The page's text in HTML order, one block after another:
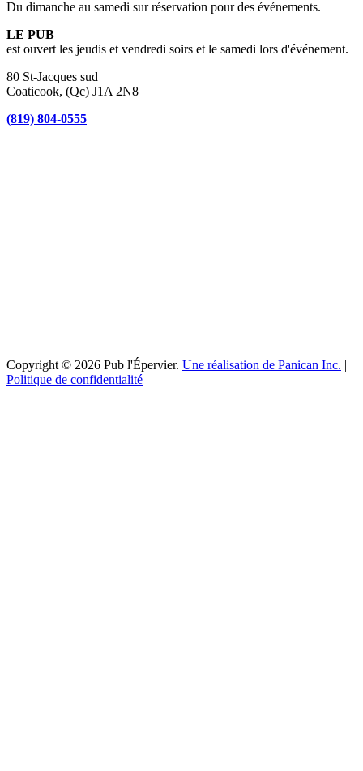
Du dimanche au samedi sur réservation pour des événements.
LE PUB
est ouvert les jeudis et vendredi soirs et le samedi lors d'événement.
80 St-Jacques sud
Coaticook, (Qc) J1A 2N8
(819) 804-0555
Copyright © 2026 Pub l'Épervier. Une réalisation de Panican Inc. |
Politique de confidentialité